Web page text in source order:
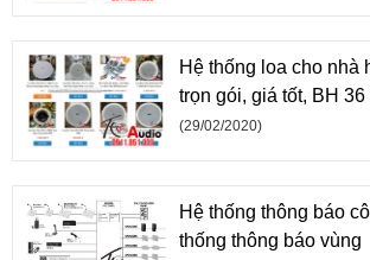
Hệ thống loa cho nhà
trọn gói, giá tốt, BH 36
(29/02/2020)
Hệ thống thông báo
thống thông báo vùng